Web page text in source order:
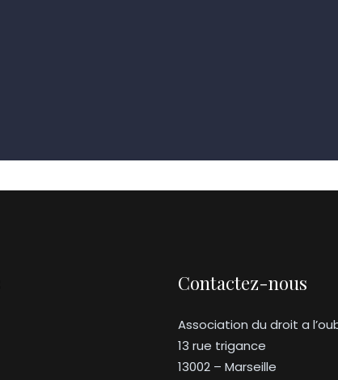
Contactez-nous
Association du droit a
13 rue trigance
13002 – Marseille